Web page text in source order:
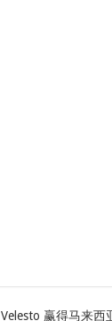
Velesto 赢得马来西